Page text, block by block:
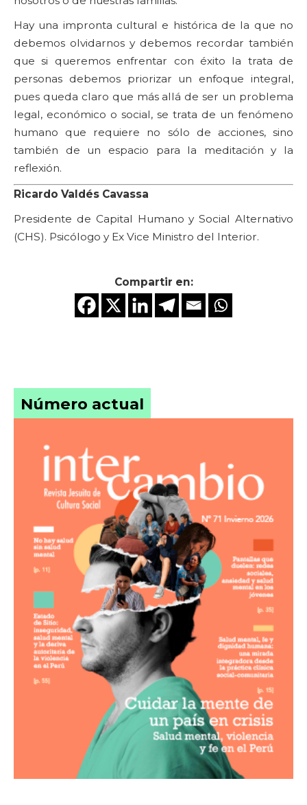
Hay una impronta cultural e histórica de la que no
debemos olvidarnos y debemos recordar también
que si queremos enfrentar con éxito la trata de
personas debemos priorizar un enfoque integral,
pues queda claro que más allá de ser un problema
legal, económico o social, se trata de un fenómeno
humano que requiere no sólo de acciones, sino
también de un espacio para la meditación y la
reflexión.
Ricardo Valdés Cavassa
Presidente de Capital Humano y Social Alternativo
(CHS). Psicólogo y Ex Vice Ministro del Interior.
Compartir en:
Número actual